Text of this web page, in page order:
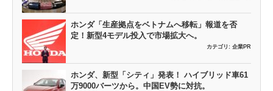
ホンダ「生産拠点をベトナムへ移転」報道を否
定！新型4モデル投入で市場拡大へ。
カテゴリ: 企業PR
ホンダ、新型「シティ」発表！ ハイブリッド車61
万9000バーツから。中国EV勢に対抗。